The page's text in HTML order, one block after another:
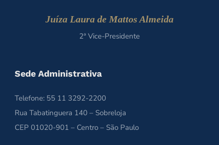
Juíza Laura de Mattos Almeida
2ª Vice-Presidente
Sede Administrativa
Telefone: 55 11 3292-2200
Rua Tabatinguera 140 – Sobreloja
CEP 01020-901 – Centro – São Paulo